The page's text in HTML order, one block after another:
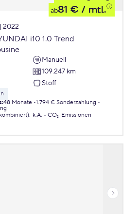
ab81 € / mtl.
2022
i10 1.0 Trend
Manuell
109.247 km
Stoff
:48 Monate 1.794 € Sonderzahlung
: k.A.
CO₂-Emissionen